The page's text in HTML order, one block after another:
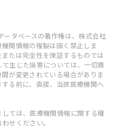
タベースの著作権は、株式会社
関情報の複製は固く禁止しま
たは完全性を保証するものでは
生じた損害については、一切責
が変更されている場合がありま
る前に、直接、当該医療機関へ
ては、医療機関情報に関する確
せください。